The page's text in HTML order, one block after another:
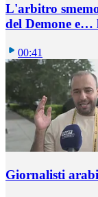
L'arbitro
del Demone
00:41
Giornalisti